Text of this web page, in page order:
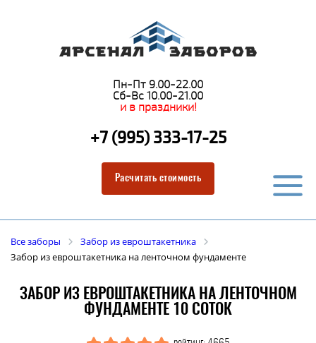
Пн-Пт 9.00-22.00
Сб-Вс 10.00-21.00
и в праздники!
+7 (995) 333-17-25
Расчитать стоимость
Все заборы
Забор из евроштакетника
Забор из евроштакетника на ленточном фундаменте
ЗАБОР ИЗ ЕВРОШТАКЕТНИКА НА ЛЕНТОЧНОМ
ФУНДАМЕНТЕ 10 СОТОК